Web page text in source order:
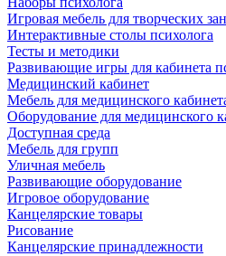
Игровая мебель для творческих
Интерактивные столы психолога
Тесты и методики
Развивающие игры для кабинета
Медицинский кабинет
Мебель для медицинского
Оборудование для медицинского
Доступная среда
Мебель для групп
Уличная мебель
Развивающие оборудование
Игровое оборудование
Канцелярские товары
Рисование
Канцелярские принадлежности